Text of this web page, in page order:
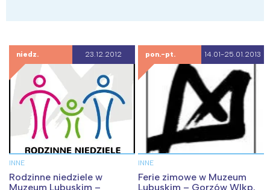
niedz. 23.12.2012
INNE
Rodzinne niedziele w
Muzeum Lubuskim –
pon.-pt. 14.01-25.01.2013
INNE
Ferie zimowe w Muzeum
Lubuskim – Gorzów Wlkp.